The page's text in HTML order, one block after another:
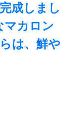
成しまし
カロン
は、鮮や